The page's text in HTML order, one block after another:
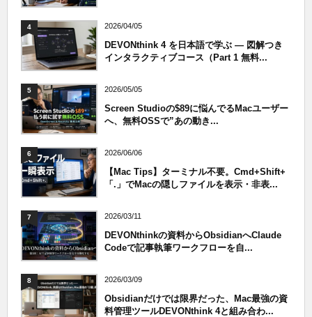
4 2026/04/05
DEVONthink 4 を日本語で学ぶ — 図解つき
インタラクティブコース（Part 1 無料...
5 2026/05/05
Screen Studioの$89に悩んでるMacユーザー
へ、無料OSSで”あの動き...
6 2026/06/06
【Mac Tips】ターミナル不要。Cmd+Shift+
「.」でMacの隠しファイルを表示・非表...
7 2026/03/11
DEVONthinkの資料からObsidianへClaude
Codeで記事執筆ワークフローを自...
8 2026/03/09
Obsidianだけでは限界だった、Mac最強の資
料管理ツールDEVONthink 4と組み合わ...